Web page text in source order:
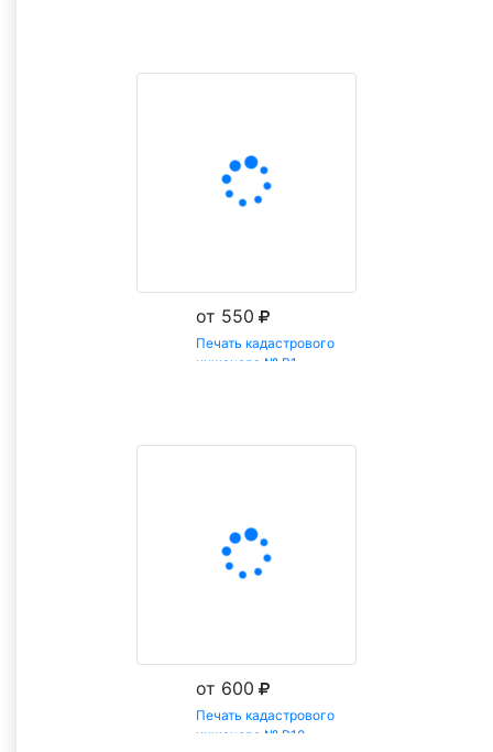
от 550
Печать кадастрового
инженера № Р1
от 600
Печать кадастрового
инженера № Р10